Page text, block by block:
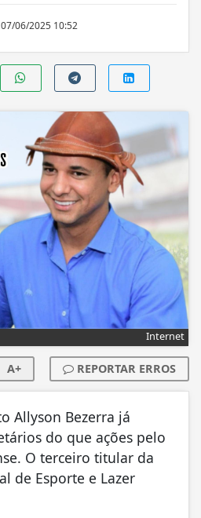
07/06/2025 10:52
Internet
A+ REPORTAR ERROS
Allyson Bezerra já
do que ações pelo
O terceiro titular da
de Esporte e Lazer